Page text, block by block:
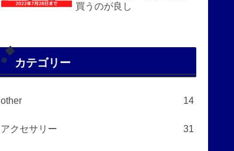
買うのが良し
カテゴリー
other 14
アクセサリー 31